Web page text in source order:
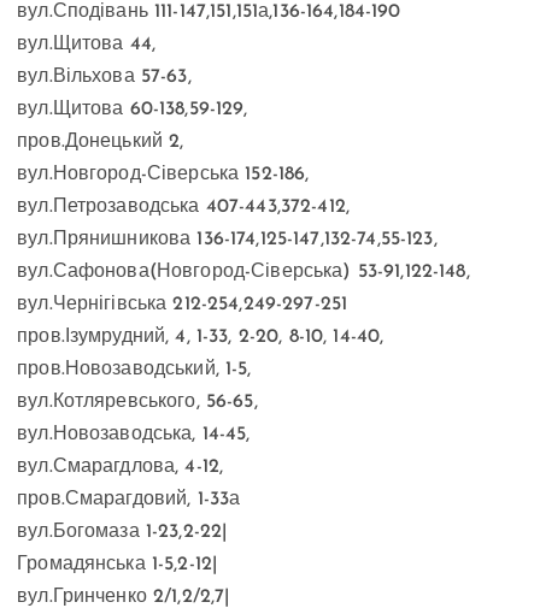
вул.Сподівань 111-147,151,151а,136-164,184-190
вул.Щитова 44,
вул.Вільхова 57-63,
вул.Щитова 60-138,59-129,
пров.Донецький 2,
вул.Новгород-Сіверська 152-186,
вул.Петрозаводська 407-443,372-412,
вул.Прянишникова 136-174,125-147,132-74,55-123,
вул.Сафонова(Новгород-Сіверська) 53-91,122-148,
вул.Чернігівська 212-254,249-297-251
пров.Ізумрудний, 4, 1-33, 2-20, 8-10, 14-40,
пров.Новозаводський, 1-5,
вул.Котляревського, 56-65,
вул.Новозаводська, 14-45,
вул.Смарагдлова, 4-12,
пров.Смарагдовий, 1-33а
вул.Богомаза 1-23,2-22|
Громадянська 1-5,2-12|
вул.Гринченко 2/1,2/2,7|